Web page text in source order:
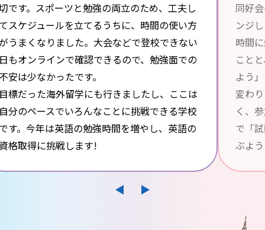
です。スポーツと勉強の両立のため、工夫し
スケジュールを立てるうちに、時間の使い方
うまくなりました。大会などで登校できない
もオンラインで確認できるので、勉強面での
安は少なかったです。
標だった海外留学にも行きましたし、ここは
分のペースでいろんなことに挑戦できる学校
す。今年は英語の勉強時間を増やし、英語の
格取得に挑戦します!
同好
ンジ
時間
こと
よう
変わ
く、
で「
ぶよ